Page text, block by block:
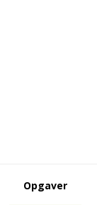
Opgaver